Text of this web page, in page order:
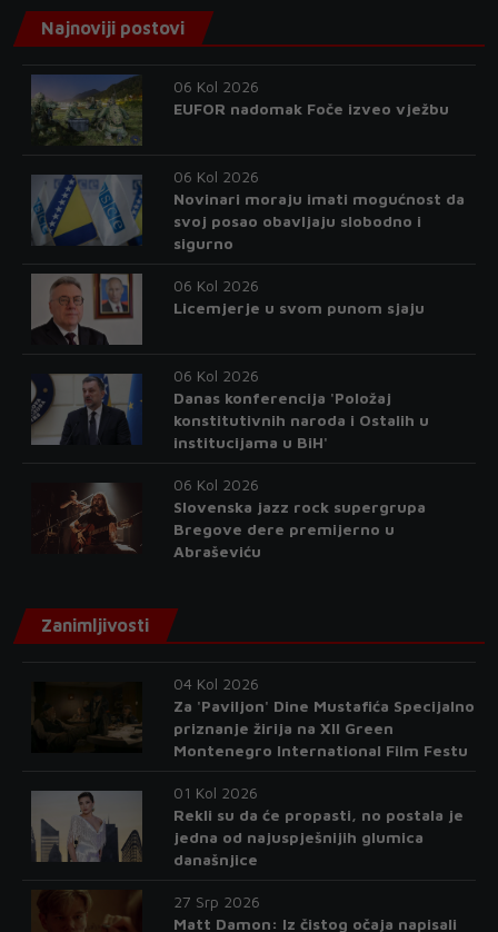
Najnoviji postovi
06 Kol 2026
EUFOR nadomak Foče izveo vježbu
06 Kol 2026
Novinari moraju imati mogućnost da
svoj posao obavljaju slobodno i
sigurno
06 Kol 2026
Licemjerje u svom punom sjaju
06 Kol 2026
Danas konferencija 'Položaj
konstitutivnih naroda i Ostalih u
institucijama u BiH'
06 Kol 2026
Slovenska jazz rock supergrupa
Bregove dere premijerno u
Abraševiću
Zanimljivosti
04 Kol 2026
Za 'Paviljon' Dine Mustafića Specijalno
priznanje žirija na XII Green
Montenegro International Film Festu
01 Kol 2026
Rekli su da će propasti, no postala je
jedna od najuspješnijih glumica
današnjice
27 Srp 2026
Matt Damon: Iz čistog očaja napisali